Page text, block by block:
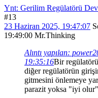
Ynt: Gerilim Regülatörü
#13
23 Haziran 2025, 19:47:07
19:49:00 Mr.Thinking
Alıntı yapılan:
19:35:16Bir
diğer regülatörün
gitmesini önlemeye
parazit yoksa "iyi